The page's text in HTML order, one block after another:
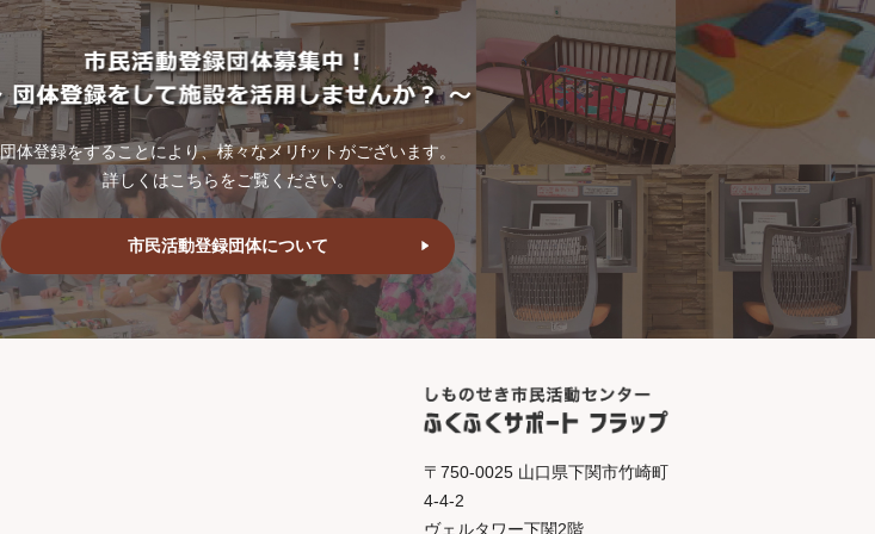
団体登録をすることにより、様々なメリfットがございます。
詳しくはこちらをご覧ください。
市民活動登録団体について
〒750-0025 山口県下関市竹崎町
4-4-2
ヴェルタワー下関2階